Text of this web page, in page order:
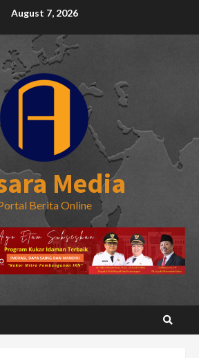
August 7, 2026
Media
Berita Online